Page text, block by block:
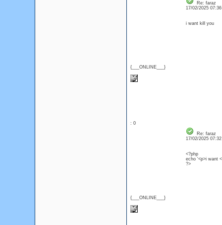
{___ONLINE___}
Re: faraz
17/02/2025
i want kill you
: 0
{___ONLINE___}
Re: faraz
17/02/2025
<?php
echo '<p>i want
?>